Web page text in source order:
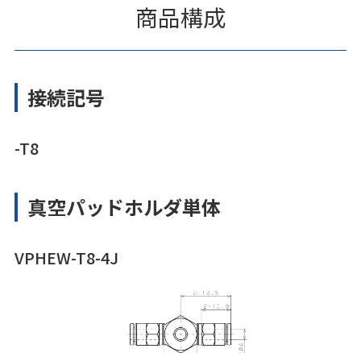
商品構成
接続記号
-T8
真空パッドホルダ単体
VPHEW-T8-4J